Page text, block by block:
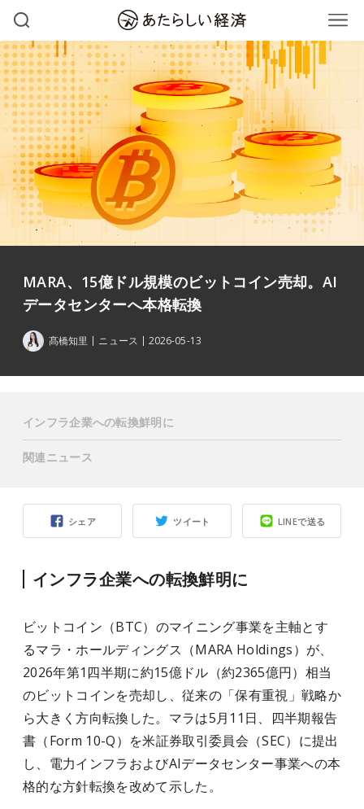
MARA、15億ドル規模のビットコイン売却。AI
データセンターへ本格転換
髙橋知里 ニュース 2026-05-13
シェア ツイート LINEで送る
インフラ企業への転換鮮明に
ビットコイン（BTC）のマイニング事業を主軸とす
るマラ・ホールディングス（MARA Holdings）が、
2026年第1四半期に約15億ドル（約2365億円）相当
のビットコインを売却し、従来の「保有重視」戦略か
ら大きく方向転換した。マラは5月11日、四半期報告
書（Form 10-Q）を米証券取引委員会（SEC）に提出
し、電力インフラおよびAIデータセンター事業への本
格的な方針転換を改めて示した。
インフラ企業への転換鮮明に
関連ニュース